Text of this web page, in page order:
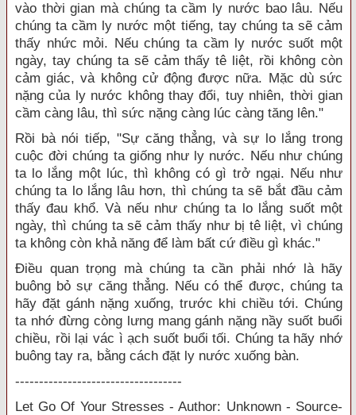
vào thời gian mà chúng ta cầm ly nước bao lâu. Nếu
chúng ta cầm ly nước một tiếng, tay chúng ta sẽ cảm
thấy nhức mỏi. Nếu chúng ta cầm ly nước suốt một
ngày, tay chúng ta sẽ cảm thấy tê liệt, rồi không còn
cảm giác, và không cử động được nữa. Mặc dù sức
nặng của ly nước không thay đổi, tuy nhiên, thời gian
cầm càng lâu, thì sức nặng càng lúc càng tăng lên."
Rồi bà nói tiếp, "Sự căng thẳng, và sự lo lắng trong
cuộc đời chúng ta giống như ly nước. Nếu như chúng
ta lo lắng một lúc, thì không có gì trở ngại. Nếu như
chúng ta lo lắng lâu hơn, thì chúng ta sẽ bắt đầu cảm
thấy đau khổ. Và nếu như chúng ta lo lắng suốt một
ngày, thì chúng ta sẽ cảm thấy như bị tê liệt, vì chúng
ta không còn khả năng để làm bất cứ điều gì khác."
Điều quan trọng mà chúng ta cần phải nhớ là hãy
buông bỏ sự căng thẳng. Nếu có thể được, chúng ta
hãy đặt gánh nặng xuống, trước khi chiều tới. Chúng
ta nhớ đừng còng lưng mang gánh nặng nầy suốt buổi
chiều, rồi lại vác ì ạch suốt buổi tối. Chúng ta hãy nhớ
buông tay ra, bằng cách đặt ly nước xuống bàn.
-----------------------------------
Let Go Of Your Stresses - Author: Unknown - Source-